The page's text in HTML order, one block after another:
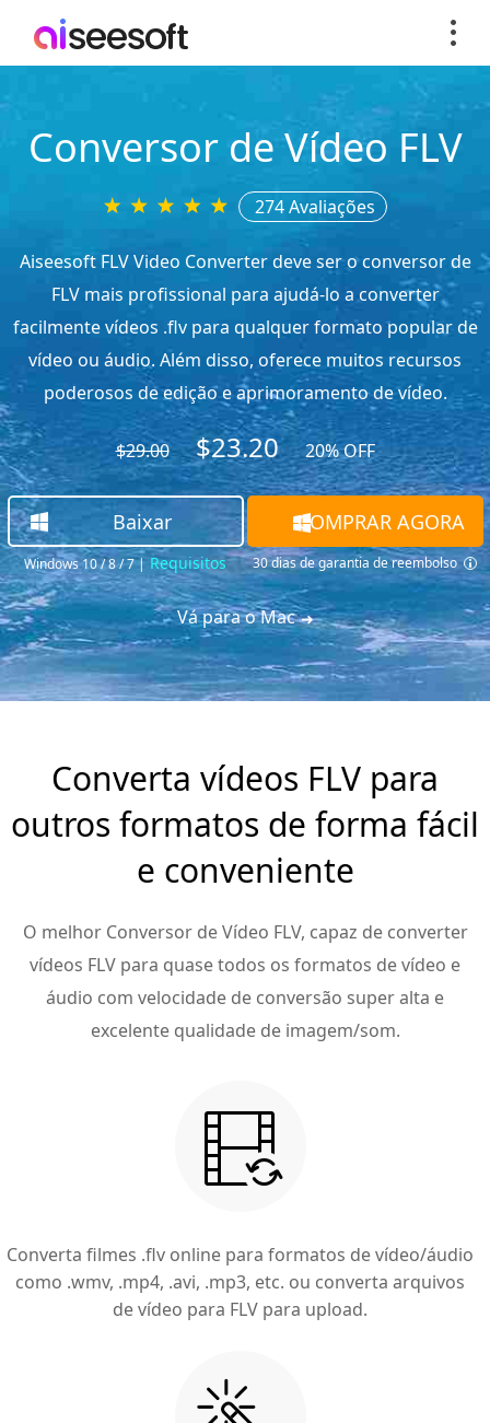
Conversor de Vídeo FLV
274 Avaliações
Aiseesoft FLV Video Converter deve ser o conversor de
FLV mais profissional para ajudá-lo a converter
facilmente vídeos .flv para qualquer formato popular de
vídeo ou áudio. Além disso, oferece muitos recursos
poderosos de edição e aprimoramento de vídeo.
$29.00 $23.20 20% OFF
Baixar
Windows 10 / 8 / 7| Requisitos
COMPRAR AGORA
30 dias de garantia de reembolso
Vá para o Mac
Converta vídeos FLV para
outros formatos de forma fácil
e conveniente
O melhor Conversor de Vídeo FLV, capaz de converter
vídeos FLV para quase todos os formatos de vídeo e
áudio com velocidade de conversão super alta e
excelente qualidade de imagem/som.
Converta filmes .flv online para formatos de vídeo/áudio
como .wmv, .mp4, .avi, .mp3, etc. ou converta arquivos
de vídeo para FLV para upload.